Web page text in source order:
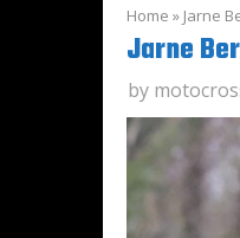
Home » Jarne
Jarne
by